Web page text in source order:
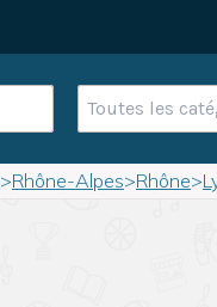
Toutes les
>Rhône-Alpes>Rhône>